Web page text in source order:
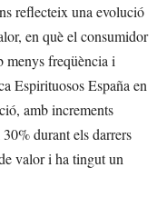
reflecteix una evolució
en què el consumidor
menys freqüència i
Espirituosos España en
amb increments
durant els darrers
valor i ha tingut un